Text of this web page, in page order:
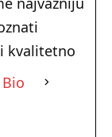
kvalitetno